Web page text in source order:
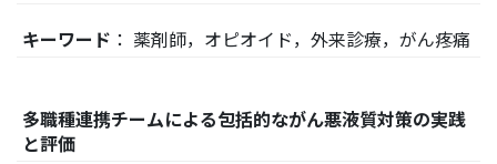
キーワード ： 薬剤師，オピオイド，外来診療，がん疼痛
多職種連携チームによる包括的ながん悪液質対策の実践
と評価